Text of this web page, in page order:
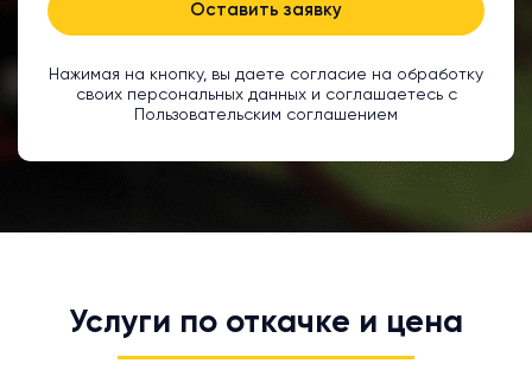
Оставить заявку
Нажимая на кнопку, вы даете согласие на обработку
своих персональных данных и соглашаетесь с
Пользовательским соглашением
Услуги по откачке и цена